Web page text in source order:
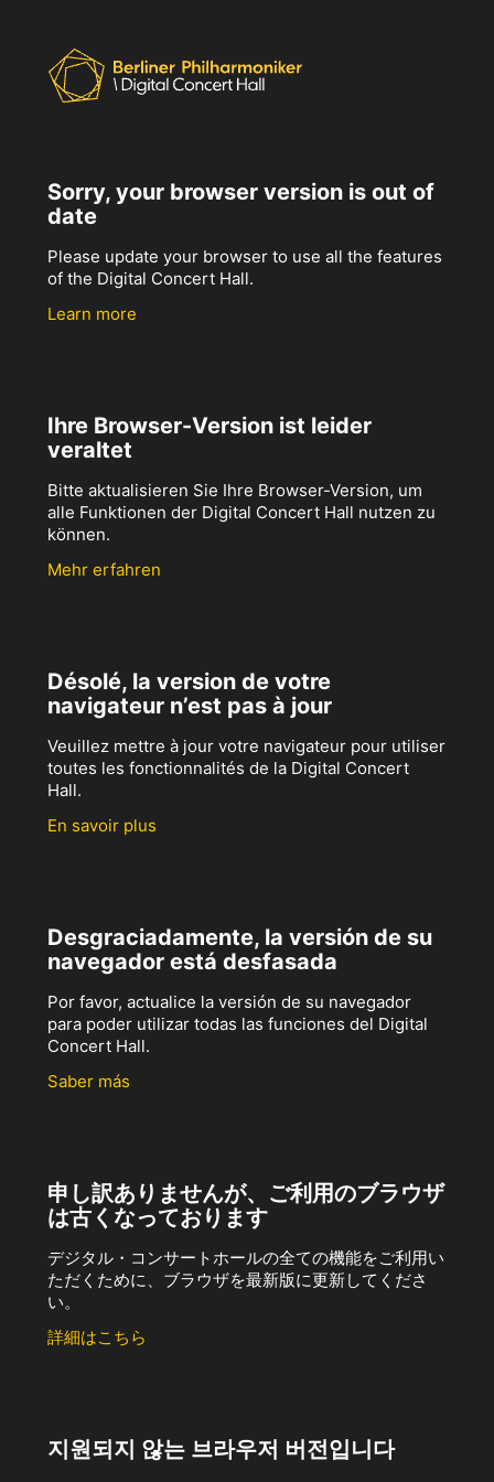
Sorry, your browser version is out of
date
Please update your browser to use all the features
of the Digital Concert Hall.
Learn more
Ihre Browser-Version ist leider
veraltet
Bitte aktualisieren Sie Ihre Browser-Version, um
alle Funktionen der Digital Concert Hall nutzen zu
können.
Mehr erfahren
Désolé, la version de votre
navigateur n’est pas à jour
Veuillez mettre à jour votre navigateur pour utiliser
toutes les fonctionnalités de la Digital Concert
Hall.
En savoir plus
Desgraciadamente, la versión de su
navegador está desfasada
Por favor, actualice la versión de su navegador
para poder utilizar todas las funciones del Digital
Concert Hall.
Saber más
申し訳ありませんが、ご利用のブラウザ
は古くなっております
デジタル・コンサートホールの全ての機能をご利用い
ただくために、ブラウザを最新版に更新してくださ
い。
詳細はこちら
지원되지 않는 브라우저 버전입니다